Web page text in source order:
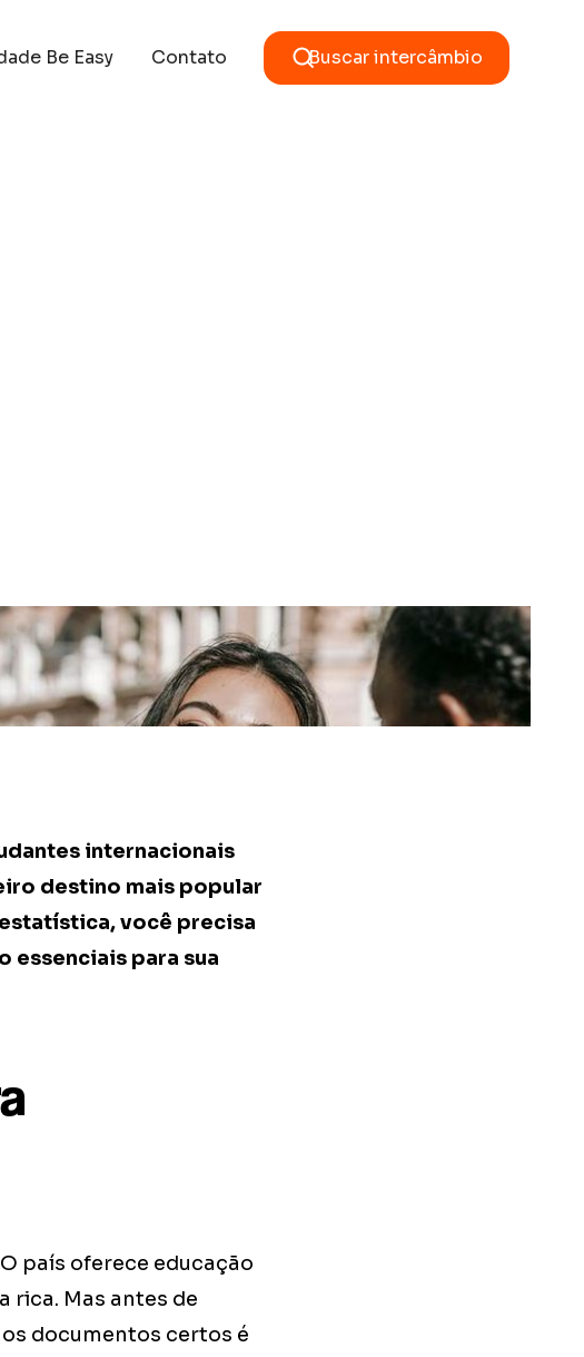
Be Easy Contato Buscar intercâmbio
internacionais
destino mais popular
você precisa
essenciais para sua
país oferece educação
rica. Mas antes de
documentos certos é